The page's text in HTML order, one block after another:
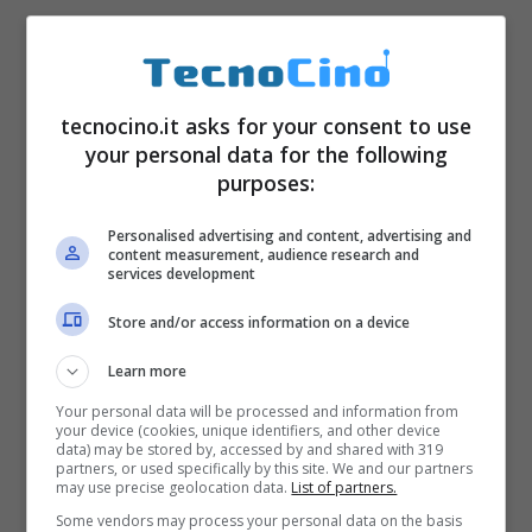
tasse sulla donazione (tecnocino.it)
tecnocino.it asks for your consent to use
your personal data for the following
purposes:
Personalised advertising and content, advertising and
content measurement, audience research and
services development
Store and/or access information on a device
Learn more
Your personal data will be processed and information from
your device (cookies, unique identifiers, and other device
data) may be stored by, accessed by and shared with 319
partners, or used specifically by this site. We and our partners
may use precise geolocation data. List of partners.
Some vendors may process your personal data on the basis